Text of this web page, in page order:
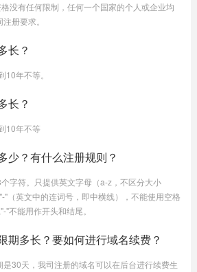
没有任何限制，任何一个国家的个人或企业均
册要求。
长？
10年不等。
长？
10年不等
少？有什么注册规则？
字符。只提供英文字母（a-z，不区分大小
"（英文中的连词号，即中横线），不能使用空格
不能用作开头和结尾。
期多长？要如何进行域名续费？
是30天，我司注册的域名可以在后台进行续费生